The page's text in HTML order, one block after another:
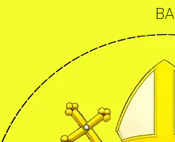
BA